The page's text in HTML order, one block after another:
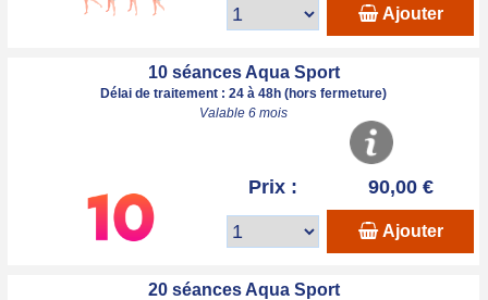
Ajouter
10 séances Aqua Sport
Délai de traitement : 24 à 48h (hors fermeture)
Valable 6 mois
Prix : 90,00 €
Ajouter
20 séances Aqua Sport